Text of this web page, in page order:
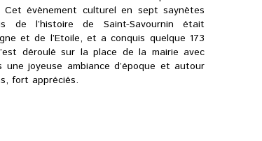
évènement culturel en sept saynètes
de l’histoire de Saint-Savournin était
et de l’Etoile, et a conquis quelque 173
déroulé sur la place de la mairie avec
joyeuse ambiance d’époque et autour
fort appréciés.